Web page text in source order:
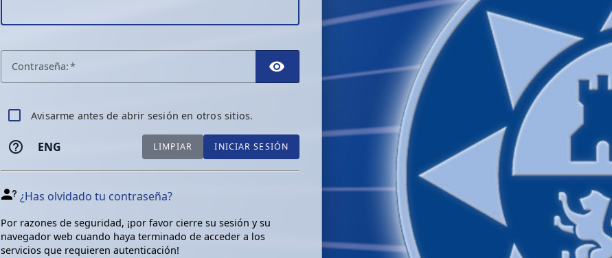
Contraseña: TOGGLE PASSWORD
Avisarme antes de abrir sesión en otros sitios.
ENG LIMPIAR INICIAR SESIÓN
¿Has olvidado tu contraseña?
Por razones de seguridad, ¡por favor cierre su sesión y su
navegador web cuando haya terminado de acceder a los
servicios que requieren autenticación!